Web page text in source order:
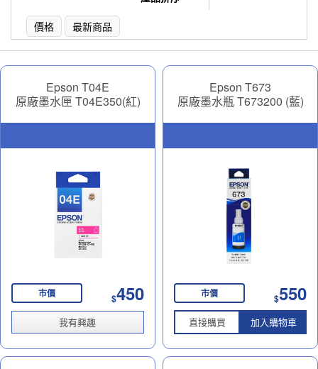
價格 最新商品
Epson T04E
原廠墨水匣 T04E350(紅)
市價 $450
我有興趣
Epson T673
原廠墨水瓶 T673200 (藍)
市價 $550
直接購買 加入購物車